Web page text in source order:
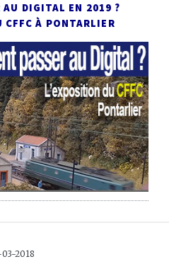
AU DIGITAL EN 2019 ?
À PONTARLIER
2018